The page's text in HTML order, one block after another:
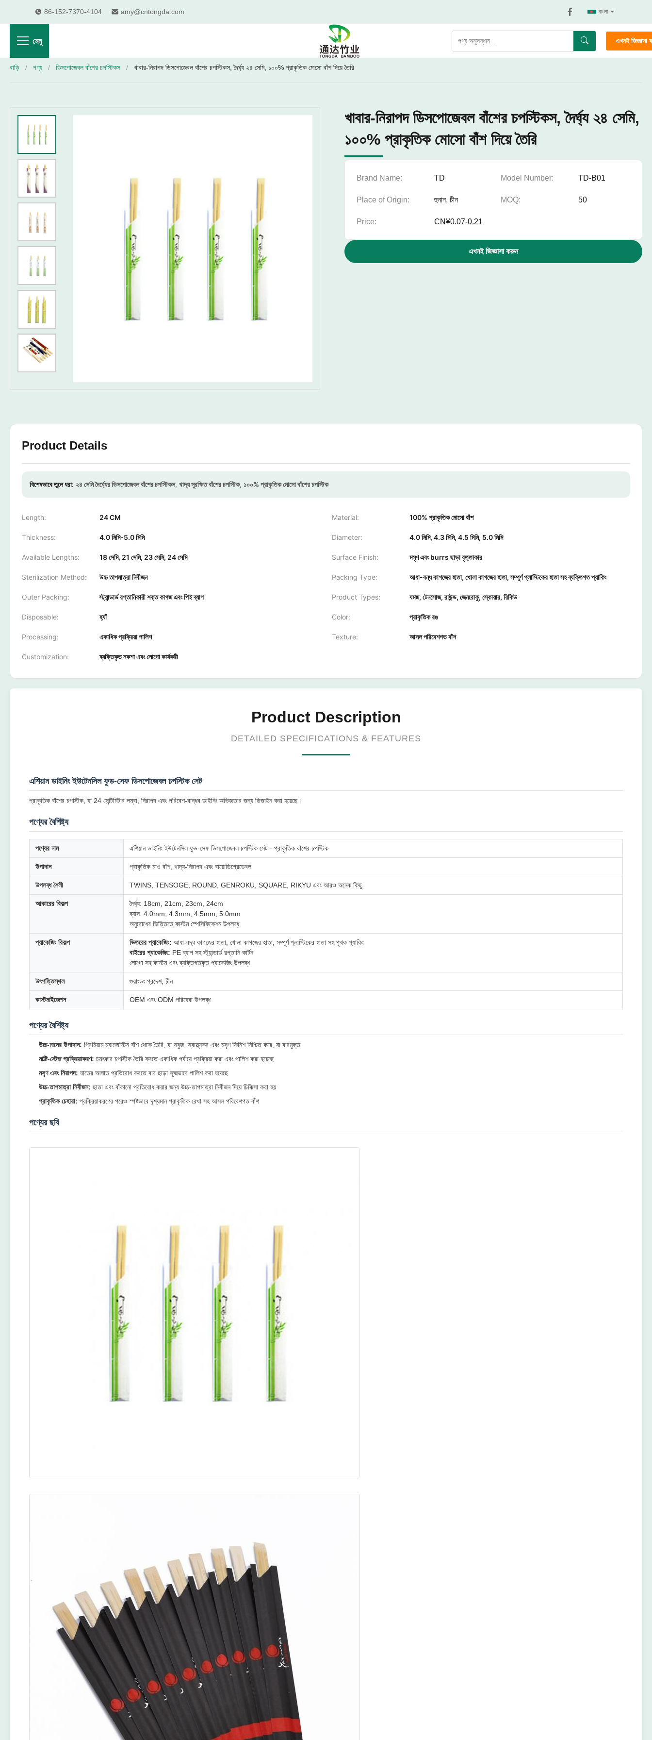
86-152-7370-4104 amy@cntongda.com বাংলা
মেনু এখনই জিজ্ঞাসা
বাড়ি / পণ্য / ডিসপোজেবল বাঁশের চপস্টিকস / খাবার-নিরাপদ ডিসপোজেবল বাঁশের চপস্টিকস, দৈর্ঘ্য ২৪ সেমি, ১০০% প্রাকৃতিক মোসো বাঁশ দিয়ে তৈরি
খাবার-নিরাপদ ডিসপোজেবল বাঁশের চপস্টিকস, দৈর্ঘ্য ২৪ সেমি,
১০০% প্রাকৃতিক মোসো বাঁশ দিয়ে তৈরি
Brand Name: TD Model Number: TD-B01
Place of Origin: হুনান, চীন MOQ: 50
Price: CN¥0.07-0.21
এখনই জিজ্ঞাসা করুন
Product Details
বিশেষভাবে তুলে ধরা: ২৪ সেমি দৈর্ঘ্যের ডিসপোজেবল বাঁশের চপস্টিকস, খাদ্য সুরক্ষিত বাঁশের চপস্টিক, ১০০% প্রাকৃতিক মোসো বাঁশের চপস্টিক
Length: 24 CM Material: 100% প্রাকৃতিক মোসো বাঁশ
Thickness: 4.0 মিমি-5.0 মিমি Diameter: 4.0 মিমি, 4.3 মিমি, 4.5 মিমি, 5.0 মিমি
Available Lengths: 18 সেমি, 21 সেমি, 23 সেমি, 24 সেমি Surface Finish: মসৃণ এবং burrs ছাড়া বৃত্তাকার
Sterilization Method: উচ্চ তাপমাত্রা নির্বীজন Packing Type: আধা-বন্ধ কাগজের হাতা, খোলা কাগজের হাতা, সম্পূর্ণ প্লাস্টিকের হাতা সহ ব্যক্তিগত প্যাকিং
Outer Packing: স্ট্যান্ডার্ড রপ্তানিকারী শক্ত কাগজ এবং পিই ব্যাগ Product Types: যমজ, টেনসোজ, রাউন্ড, জেনরোকু, স্কোয়ার, রিকিউ
Disposable: হ্যাঁ Color: প্রাকৃতিক রঙ
Processing: একাধিক প্রক্রিয়া পালিশ Texture: আসল পরিবেশগত বাঁশ
Customization: ব্যক্তিকৃত নকশা এবং লোগো কার্যকরী
Product Description
DETAILED SPECIFICATIONS & FEATURES
এশিয়ান ডাইনিং ইউটেনসিল ফুড-সেফ ডিসপোজেবল চপস্টিক সেট
প্রাকৃতিক বাঁশের চপস্টিক, যা 24 সেন্টিমিটার লম্বা, নিরাপদ এবং পরিবেশ-বান্ধব ডাইনিং অভিজ্ঞতার জন্য ডিজাইন করা হয়েছে।
পণ্যের বৈশিষ্ট্য
পণ্যের নাম এশিয়ান ডাইনিং ইউটেনসিল ফুড-সেফ ডিসপোজেবল চপস্টিক সেট - প্রাকৃতিক বাঁশের চপস্টিক
উপাদান প্রাকৃতিক মাও বাঁশ, খাদ্য-নিরাপদ এবং বায়োডিগ্রেডেবল
উপলব্ধ শৈলী TWINS, TENSOGE, ROUND, GENROKU, SQUARE, RIKYU এবং আরও অনেক কিছু
আকারের বিকল্প
দৈর্ঘ্য: 18cm, 21cm, 23cm, 24cm
ব্যাস: 4.0mm, 4.3mm, 4.5mm, 5.0mm
অনুরোধের ভিত্তিতে কাস্টম স্পেসিফিকেশন উপলব্ধ
প্যাকেজিং বিকল্প ভিতরের প্যাকেজিং: আধা-বদ্ধ কাগজের হাতা, খোলা কাগজের হাতা, সম্পূর্ণ প্লাস্টিকের হাতা সহ পৃথক প্যাকিং
বাইরের প্যাকেজিং: PE ব্যাগ সহ স্ট্যান্ডার্ড রপ্তানি কার্টন
লোগো সহ কাস্টম এবং ব্যক্তিগতকৃত প্যাকেজিং উপলব্ধ
উৎপত্তিস্থল গুয়াংডং প্রদেশ, চীন
কাস্টমাইজেশন OEM এবং ODM পরিষেবা উপলব্ধ
পণ্যের বৈশিষ্ট্য
উচ্চ-মানের উপাদান: প্রিমিয়াম ম্যাঙ্গোস্টিন বাঁশ থেকে তৈরি, যা সবুজ, স্বাস্থ্যকর এবং মসৃণ ফিনিশ নিশ্চিত করে, যা বারমুক্ত
মাল্টি-স্টেজ প্রক্রিয়াকরণ: চমৎকার চপস্টিক তৈরি করতে একাধিক পর্যায়ে প্রক্রিয়া করা এবং পালিশ করা হয়েছে
মসৃণ এবং নিরাপদ: হাতের আঘাত প্রতিরোধ করতে বার ছাড়া সূক্ষ্মভাবে পালিশ করা হয়েছে
উচ্চ-তাপমাত্রা নির্বীজন: ছাতা এবং বাঁকানো প্রতিরোধ করার জন্য উচ্চ-তাপমাত্রা নির্বীজন দিয়ে চিকিত্সা করা হয়
প্রাকৃতিক চেহারা: প্রক্রিয়াকরণের পরেও স্পষ্টভাবে দৃশ্যমান প্রাকৃতিক রেখা সহ আসল পরিবেশগত বাঁশ
পণ্যের ছবি